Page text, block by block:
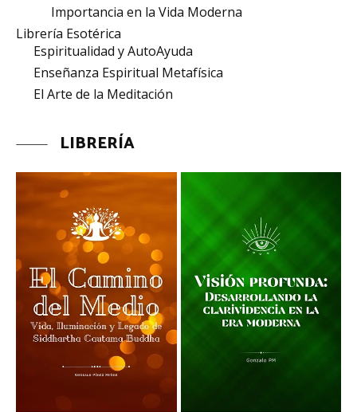
Importancia en la Vida Moderna
Librería Esotérica
Espiritualidad y AutoAyuda
Enseñanza Espiritual Metafísica
El Arte de la Meditación
LIBRERÍA